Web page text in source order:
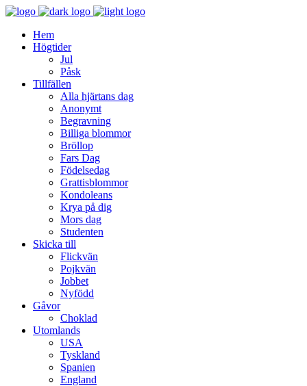
Hem
Högtider
Jul
Påsk
Tillfällen
Alla hjärtans dag
Anonymt
Begravning
Billiga blommor
Bröllop
Fars Dag
Födelsedag
Grattisblommor
Kondoleans
Krya på dig
Mors dag
Studenten
Skicka till
Flickvän
Pojkvän
Jobbet
Nyfödd
Gåvor
Choklad
Utomlands
USA
Tyskland
Spanien
England